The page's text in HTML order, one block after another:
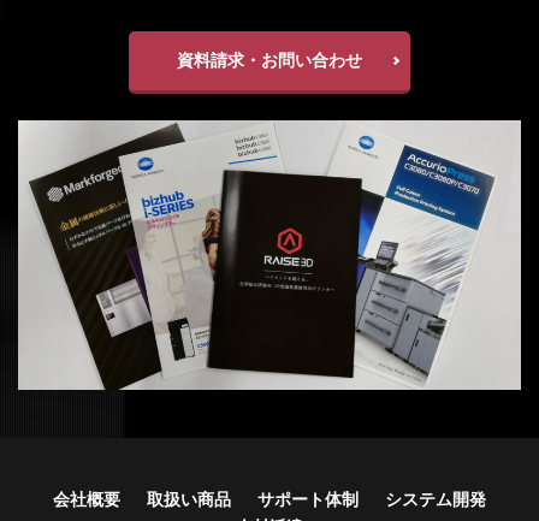
資料請求・お問い合わせ
会社概要 取扱い商品 サポート体制
システム開発